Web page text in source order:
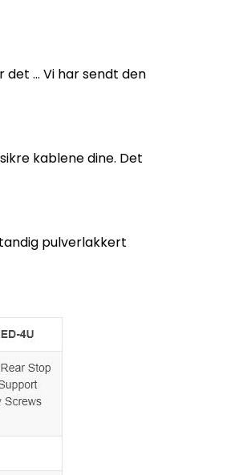
det … Vi har sendt den
kablene dine. Det
pulverlakkert